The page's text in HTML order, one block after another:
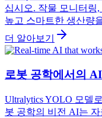
십시오. 작물 모니터링
높고 스마트한 생산량
더 알아보기
로봇 공학에서의 AI
Ultralytics YOLO 모델
봇 공학의 비전 AI는